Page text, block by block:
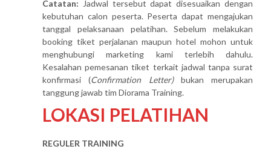
Catatan: Jadwal tersebut dapat disesuaikan dengan
kebutuhan calon peserta. Peserta dapat mengajukan
tanggal pelaksanaan pelatihan. Sebelum melakukan
booking tiket perjalanan maupun hotel mohon untuk
menghubungi marketing kami terlebih dahulu.
Kesalahan pemesanan tiket terkait jadwal tanpa surat
konfirmasi (Confirmation Letter)bukan merupakan
tanggung jawab tim Diorama Training.
LOKASI PELATIHAN
REGULER TRAINING